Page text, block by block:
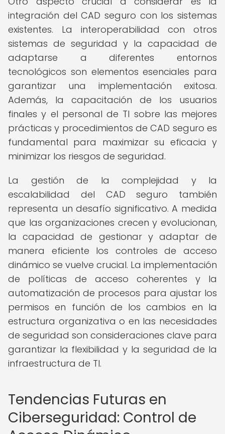
integración del CAD seguro con los sistemas
existentes. La interoperabilidad con otros
sistemas de seguridad y la capacidad de
adaptarse a diferentes entornos
tecnológicos son elementos esenciales para
garantizar una implementación exitosa.
Además, la capacitación de los usuarios
finales y el personal de TI sobre las mejores
prácticas y procedimientos de CAD seguro es
fundamental para maximizar su eficacia y
minimizar los riesgos de seguridad.
La gestión de la complejidad y la
escalabilidad del CAD seguro también
representa un desafío significativo. A medida
que las organizaciones crecen y evolucionan,
la capacidad de gestionar y adaptar de
manera eficiente los controles de acceso
dinámico se vuelve crucial. La implementación
de políticas de acceso coherentes y la
automatización de procesos para ajustar los
permisos en función de los cambios en la
estructura organizativa o en las necesidades
de seguridad son consideraciones clave para
garantizar la flexibilidad y la seguridad de la
infraestructura de TI.
Tendencias Futuras en
Ciberseguridad: Control de